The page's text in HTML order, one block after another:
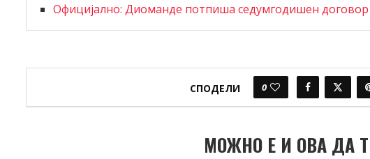
Официјално: Диоманде потпиша седумгодишен
СПОДЕЛИ 0
МОЖНО Е И ОВА ДА